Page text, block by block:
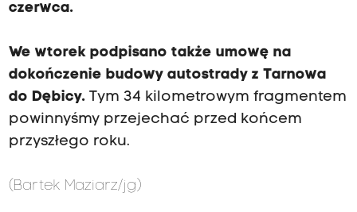
czerwca.
We wtorek podpisano także umowę na
dokończenie budowy autostrady z Tarnowa
do Dębicy.Tym 34 kilometrowym fragmentem
powinnyśmy przejechać przed końcem
przyszłego roku.
(Bartek Maziarz/jg)